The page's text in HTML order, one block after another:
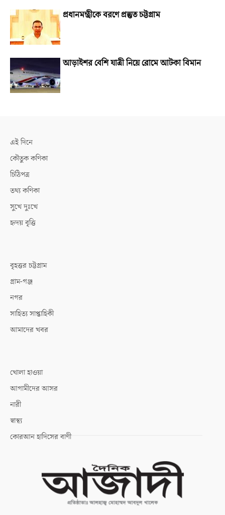
প্রধানমন্ত্রীকে বরণে প্রস্তুত চট্টগ্রাম
আড়াইশর বেশি যাত্রী নিয়ে রোমে আটকা বিমান
এই দিনে
কৌতুক কণিকা
চিঠিপত্র
তথ্য কণিকা
সুখে দুঃখে
হৃদয় বৃত্তি
বৃহত্তর চট্টগ্রাম
গ্রাম-গঞ্জ
নগর
সাহিত্য সাপ্তাহিকী
আমাদের খবর
খোলা হাওয়া
আগামীদের আসর
নারী
স্বাস্থ্য
কোরআন হাদিসের বাণী